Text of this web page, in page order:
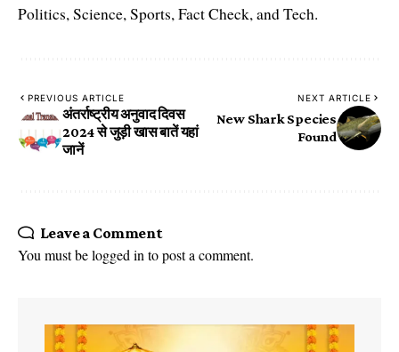
Politics, Science, Sports, Fact Check, and Tech.
PREVIOUS ARTICLE
अंतर्राष्ट्रीय अनुवाद दिवस
2024 से जुड़ी खास बातें यहां
जानें
NEXT ARTICLE
New Shark Species
Found
Leave a Comment
You must belogged into post a comment.